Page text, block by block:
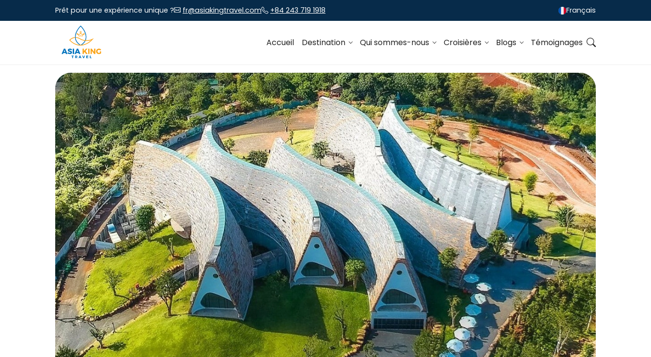
Prêt pour une expérience unique ? fr@asiakingtravel.com +84 243 719 1918 Français
Accueil Destination Qui sommes-nous Croisières Blogs Témoignages